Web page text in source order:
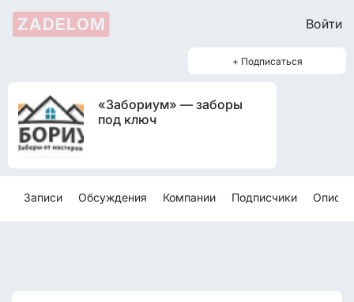
ZADELOM Войти
+ Подписаться
«Забориум» — заборы
под ключ
Записи Обсуждения Компании Подписчики